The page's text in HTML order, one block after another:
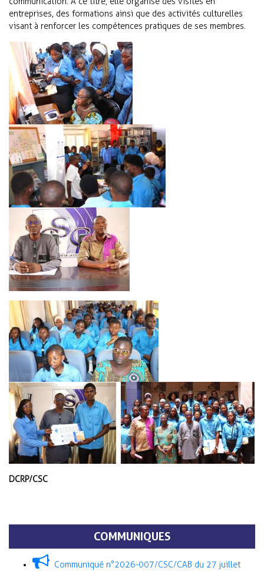
entreprises, des formations ainsi que des activités culturelles
visant à renforcer les compétences pratiques de ses membres.
DCRP/CSC
COMMUNIQUES
Communiqué n°2026-007/CSC/CAB du 27 juillet